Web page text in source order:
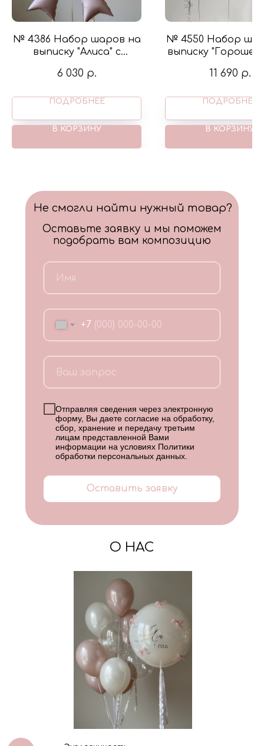
№ 4386 Набор шаров на
выписку "Алиса" с
пыльная роза и крем
6 030 р.
ПОДРОБНЕЕ
В КОРЗИНУ
№ 4550 Набор
выписку "Горошек
цвете белый и
11 690 р.
ПОДРОБНЕЕ
В КОРЗИНУ
+7
Отправляя сведения через электронную
форму, Вы даете согласие на обработку,
сбор, хранение и передачу третьим
лицам представленной Вами
информации на условиях Политики
обработки персональных данных
Оставить заявку
Не смогли найти нужный товар?
Оставьте заявку и мы поможем
подобрать вам композицию
О НАС